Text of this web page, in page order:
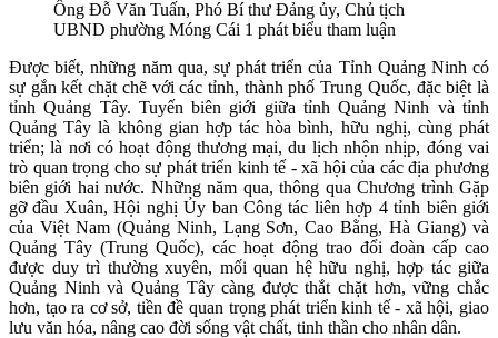
Ông Đỗ Văn Tuấn, Phó Bí thư Đảng ủy, Chủ tịch
UBND phường Móng Cái 1 phát biểu tham luận
Được biết, những năm qua, sự phát triển của Tỉnh Quảng Ninh có
sự gắn kết chặt chẽ với các tỉnh, thành phố Trung Quốc, đặc biệt là
tỉnh Quảng Tây. Tuyến biên giới giữa tỉnh Quảng Ninh và tỉnh
Quảng Tây là không gian hợp tác hòa bình, hữu nghị, cùng phát
triển; là nơi có hoạt động thương mại, du lịch nhộn nhịp, đóng vai
trò quan trọng cho sự phát triển kinh tế - xã hội của các địa phương
biên giới hai nước. Những năm qua, thông qua Chương trình Gặp
gỡ đầu Xuân, Hội nghị Ủy ban Công tác liên hợp 4 tỉnh biên giới
của Việt Nam (Quảng Ninh, Lạng Sơn, Cao Bằng, Hà Giang) và
Quảng Tây (Trung Quốc), các hoạt động trao đổi đoàn cấp cao
được duy trì thường xuyên, mối quan hệ hữu nghị, hợp tác giữa
Quảng Ninh và Quảng Tây càng được thắt chặt hơn, vững chắc
hơn, tạo ra cơ sở, tiền đề quan trọng phát triển kinh tế - xã hội, giao
lưu văn hóa, nâng cao đời sống vật chất, tinh thần cho nhân dân.